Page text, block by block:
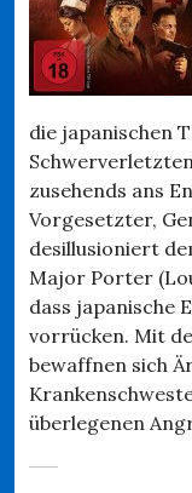
die japanischen
zusehends ans
Vorgesetzter,
desillusioniert
Major Porter
dass japanische
vorrücken. Mit
bewaffnen sich
überlegenen